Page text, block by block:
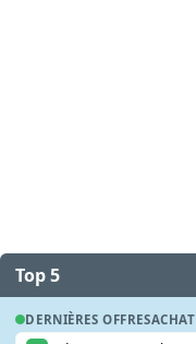
Top 5
DERNIÈRES OFFRESACHAT